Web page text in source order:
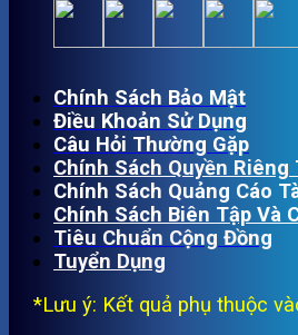
Chính Sách Bảo Mật
Điều Khoản Sử Dụng
Câu Hỏi Thường Gặp
Chính Sách Quyền Riêng
Chính Sách Quảng Cáo
Chính Sách Biên Tập Và
Tiêu Chuẩn Cộng Đồng
Tuyển Dụng
*Lưu ý: Kết quả phụ thuộc